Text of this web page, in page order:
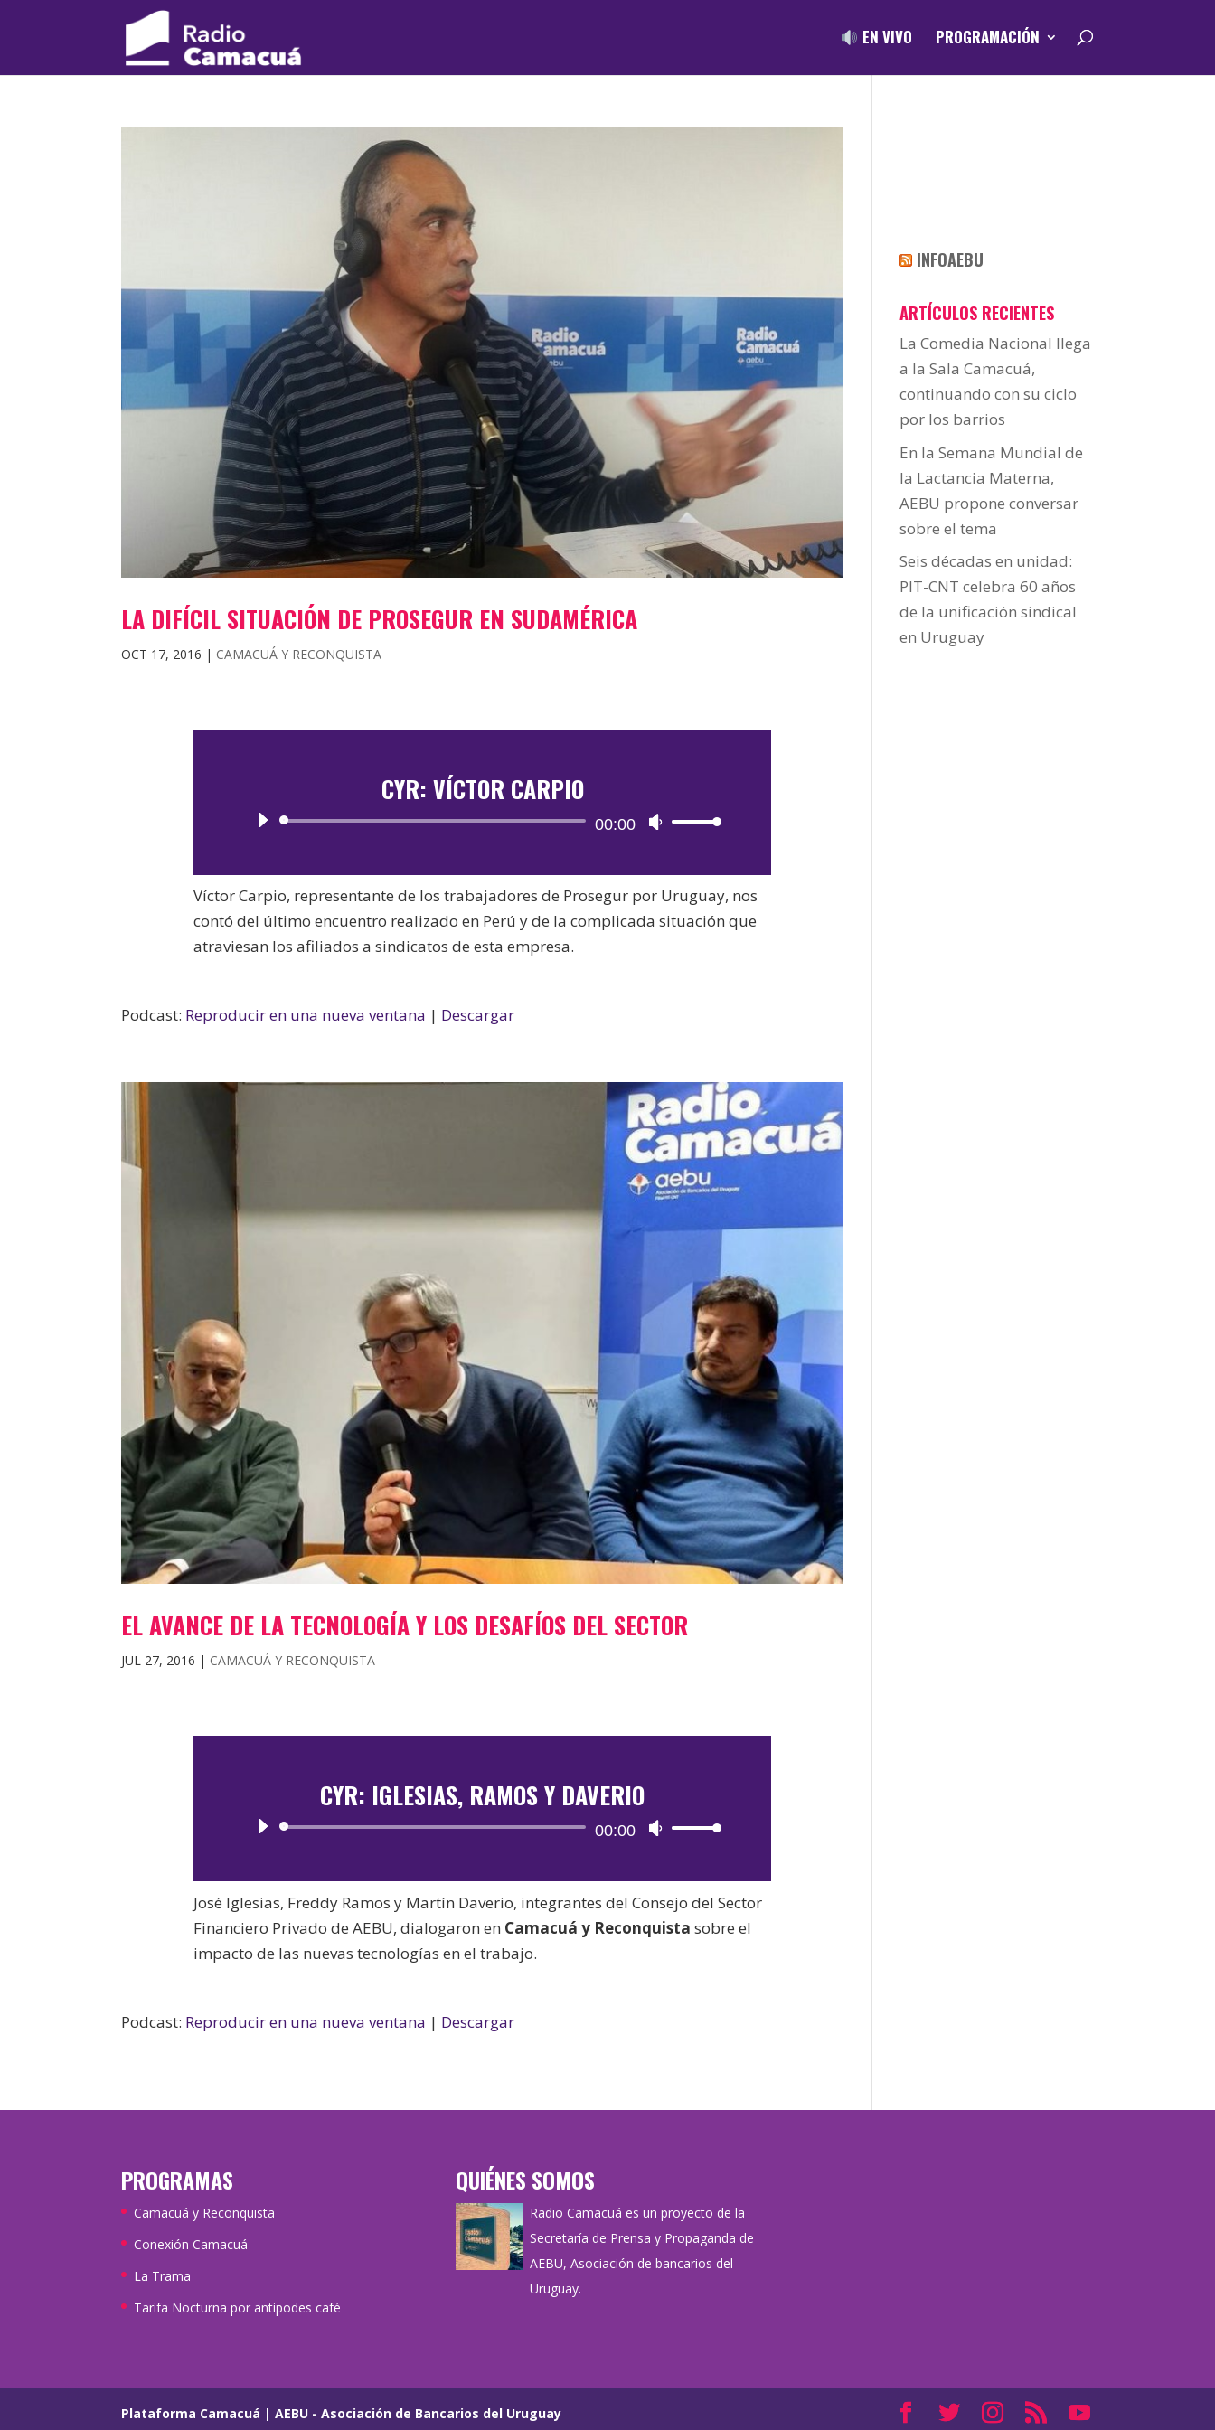
EN VIVO PROGRAMACIÓN
LA DIFÍCIL SITUACIÓN DE PROSEGUR EN SUDAMÉRICA
OCT 17, 2016 | CAMACUÁ Y RECONQUISTA
CYR: VÍCTOR CARPIO
Reproductor
audio
00:00
Utiliza
teclas
de
flecha
volumen.
Víctor Carpio, representante de los trabajadores de Prosegur por Uruguay, nos
contó del último encuentro realizado en Perú y de la complicada situación que
atraviesan los afiliados a sindicatos de esta empresa.
Podcast: Reproducir en una nueva ventana | Descargar
EL AVANCE DE LA TECNOLOGÍA Y LOS DESAFÍOS DEL SECTOR
JUL 27, 2016 | CAMACUÁ Y RECONQUISTA
CYR: IGLESIAS, RAMOS Y DAVERIO
Reproductor
audio
00:00
Utiliza
teclas
de
flecha
volumen.
José Iglesias, Freddy Ramos y Martín Daverio, integrantes del Consejo del Sector
Financiero Privado de AEBU, dialogaron en Camacuá y Reconquista sobre el
impacto de las nuevas tecnologías en el trabajo.
Podcast: Reproducir en una nueva ventana | Descargar
INFOAEBU
ARTÍCULOS RECIENTES
La Comedia Nacional llega
a la Sala Camacuá,
continuando con su ciclo
por los barrios
En la Semana Mundial de
la Lactancia Materna,
AEBU propone conversar
sobre el tema
Seis décadas en unidad:
PIT-CNT celebra 60 años
de la unificación sindical
en Uruguay
PROGRAMAS
Camacuá y Reconquista
Conexión Camacuá
La Trama
Tarifa Nocturna por antipodes café
QUIÉNES SOMOS
Radio Camacuá es un proyecto de la
Secretaría de Prensa y Propaganda de
AEBU, Asociación de bancarios del
Uruguay.
Plataforma Camacuá |AEBU - Asociación de Bancarios del Uruguay